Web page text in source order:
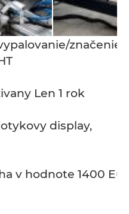
značenie
Len 1 rok
display,
v hodnote 1400